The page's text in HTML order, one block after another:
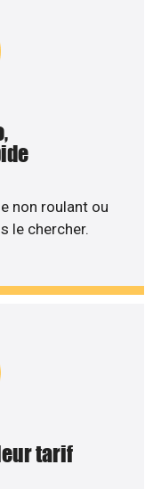
non roulant ou
le chercher.
tarif